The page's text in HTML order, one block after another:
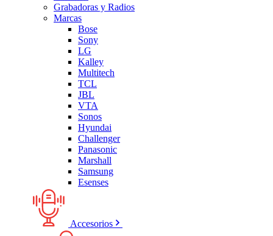
Grabadoras y Radios
Marcas
Bose
Sony
LG
Kalley
Multitech
TCL
JBL
VTA
Sonos
Hyundai
Challenger
Panasonic
Marshall
Samsung
Esenses
Accesorios